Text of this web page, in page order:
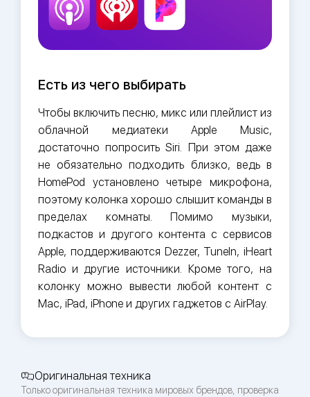
Есть из чего выбирать
Чтобы включить песню, микс или плейлист из
облачной медиатеки Apple Music,
достаточно попросить Siri. При этом даже
не обязательно подходить близко, ведь в
HomePod установлено четыре микрофона,
поэтому колонка хорошо слышит команды в
пределах комнаты. Помимо музыки,
подкастов и другого контента с сервисов
Apple, поддерживаются Dezzer, TuneIn, iHeart
Radio и другие источники. Кроме того, на
колонку можно вывести любой контент с
Mac, iPad, iPhone и других гаджетов с AirPlay.
Оригинальная техника
Только оригинальная техника мировых брендов, проверка